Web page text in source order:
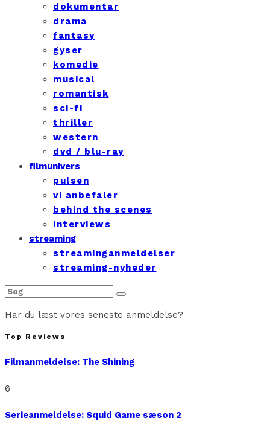
dokumentar
drama
fantasy
gyser
komedie
musical
romantisk
sci-fi
thriller
western
dvd / blu-ray
filmunivers
pulsen
vi anbefaler
behind the scenes
interviews
streaming
streaminganmeldelser
streaming-nyheder
Har du læst vores seneste anmeldelse?
Top Reviews
Filmanmeldelse: The Shining
6
Serieanmeldelse: Squid Game sæson 2